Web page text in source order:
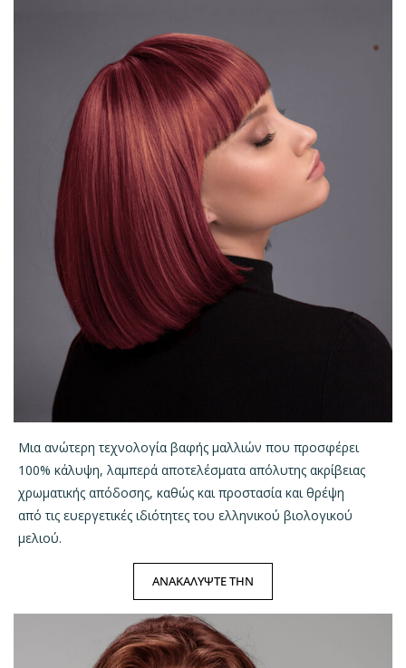
Μια ανώτερη τεχνολογία βαφής μαλλιών που προσφέρει
100% κάλυψη, λαμπερά αποτελέσματα απόλυτης ακρίβειας
χρωματικής απόδοσης, καθώς και προστασία και θρέψη
από τις ευεργετικές ιδιότητες του ελληνικού βιολογικού
μελιού.
ΑΝΑΚΑΛΥΨΤΕ ΤΗΝ